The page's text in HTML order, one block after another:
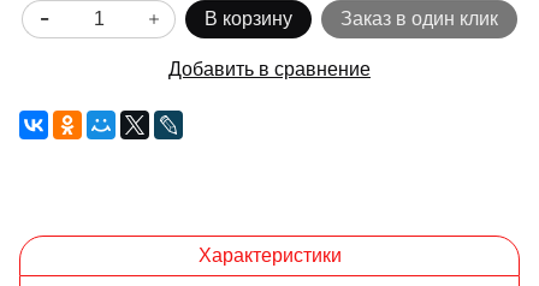
В корзину Заказ в один клик
Добавить в сравнение
Характеристики